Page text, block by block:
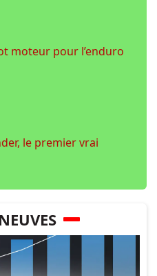
moteur pour l’enduro
le premier vrai